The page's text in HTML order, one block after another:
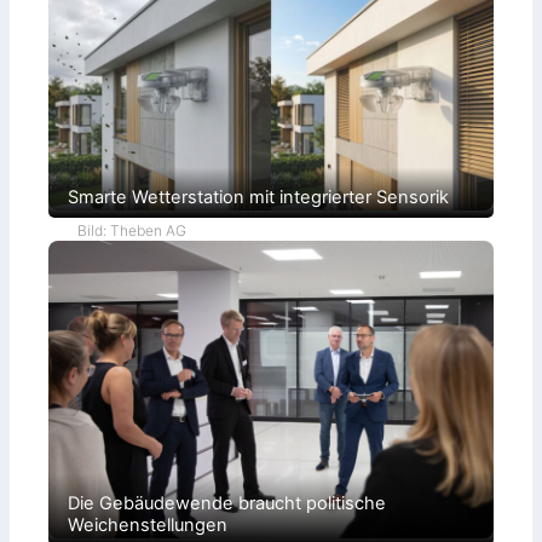
Smarte Wetterstation mit integrierter Sensorik
Bild: Theben AG
Die Gebäudewende braucht politische
Weichenstellungen